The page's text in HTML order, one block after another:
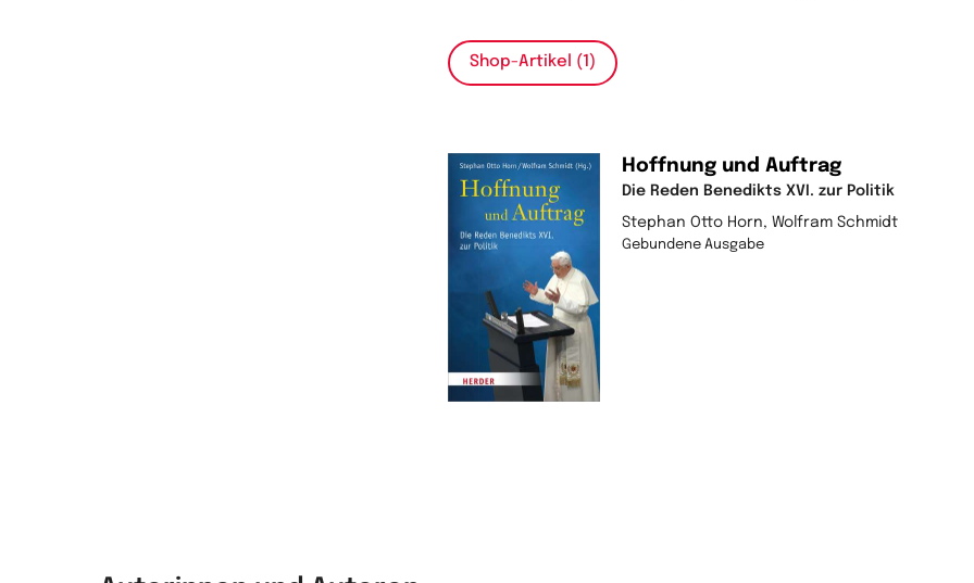
Shop-Artikel (1)
Hoffnung und Auftrag
Die Reden Benedikts XVI. zur Politik
Stephan Otto Horn, Wolfram Schmidt
Gebundene Ausgabe